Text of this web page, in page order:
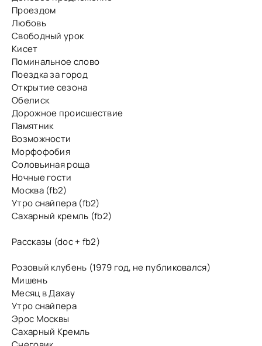
Проездом
Любовь
Свободный урок
Кисет
Поминальное слово
Поездка за город
Открытие сезона
Обелиск
Дорожное происшествие
Памятник
Возможности
Морфофобия
Соловьиная роща
Ночные гости
Москва (fb2)
Утро снайпера (fb2)
Сахарный кремль (fb2)
Рассказы (doc + fb2)
Розовый клубень (1979 год, не публиковался)
Мишень
Месяц в Дахау
Утро снайпера
Эрос Москвы
Сахарный Кремль